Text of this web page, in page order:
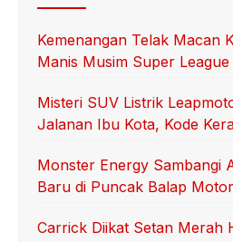
Kemenangan Telak Macan
Manis Musim Super
Misteri SUV Listrik
Jalanan Ibu Kota, Kode
Monster Energy Sambangi
Baru di Puncak Balap
Carrick Diikat Setan Merah